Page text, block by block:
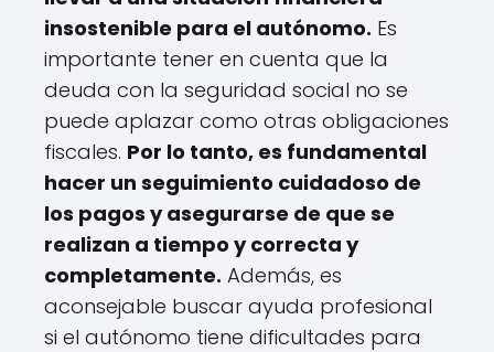
insostenible para el autónomo. Es
importante tener en cuenta que la
deuda con la seguridad social no se
puede aplazar como otras obligaciones
fiscales. Por lo tanto, es fundamental
hacer un seguimiento cuidadoso de
los pagos y asegurarse de que se
realizan a tiempo y correcta y
completamente. Además, es
aconsejable buscar ayuda profesional
si el autónomo tiene dificultades para